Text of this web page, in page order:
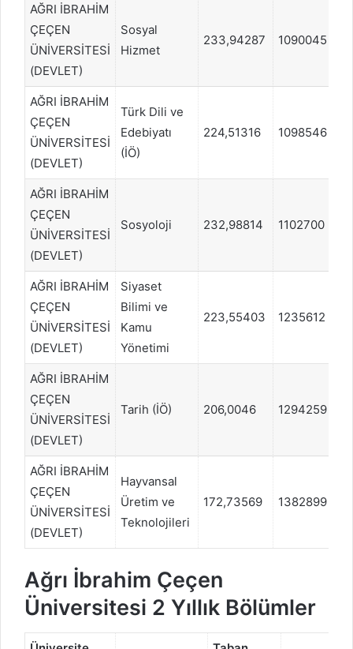
AĞRI İBRAHİM
ÇEÇEN
ÜNİVERSİTESİ
(DEVLET)
Sosyal
Hizmet
233,94287 1090045
AĞRI İBRAHİM
ÇEÇEN
ÜNİVERSİTESİ
(DEVLET)
Türk Dili ve
Edebiyatı
(İÖ)
224,51316 1098546
AĞRI İBRAHİM
ÇEÇEN
ÜNİVERSİTESİ
(DEVLET)
Sosyoloji 232,98814 1102700
AĞRI İBRAHİM
ÇEÇEN
ÜNİVERSİTESİ
(DEVLET)
Siyaset
Bilimi ve
Kamu
Yönetimi
223,55403 1235612
AĞRI İBRAHİM
ÇEÇEN
ÜNİVERSİTESİ
(DEVLET)
Tarih (İÖ) 206,0046 1294259
AĞRI İBRAHİM
ÇEÇEN
ÜNİVERSİTESİ
(DEVLET)
Hayvansal
Üretim ve
Teknolojileri
172,73569 1382899
Ağrı İbrahim Çeçen
Üniversitesi 2 Yıllık Bölümler